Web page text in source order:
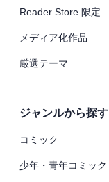
Reader Store 限定
メディア化作品
厳選テーマ
ジャンルから探す
コミック
少年・青年コミック